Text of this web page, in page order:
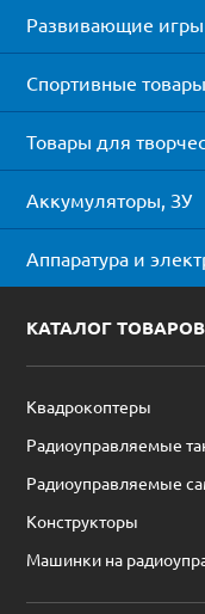
Развивающие игры
Спортивные товары
Товары для
Аккумуляторы, ЗУ
Аппаратура и
КАТАЛОГ ТОВАРОВ
Квадрокоптеры
Радиоуправляемые
Радиоуправляемые
Конструкторы
Машинки на